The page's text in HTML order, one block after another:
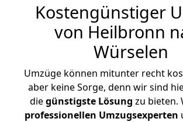
Kostengünstiger
von Heilbronn
Würselen
Umzüge können mitunter recht
aber keine Sorge, denn wir sind
diegünstigste Lösung zu bieten.
professionellen Umzugsexperten